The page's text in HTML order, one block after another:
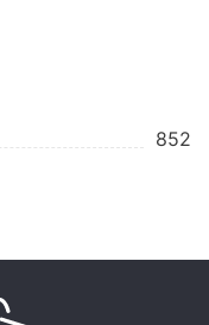
852